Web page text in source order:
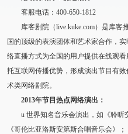
客服电话：400-650-1812
库客剧院（live.kuke.com）是库客
国的顶级的表演团体和艺术家合作，
络直播方式为全国的用户提供在线观
托互联网传播优势，形成演出节目有
术类网络剧院。
2013年节目热点网络演出：
u 世界知名音乐会演出，如《聆听
《哥伦比亚洛斯安第斯合唱音乐会》；